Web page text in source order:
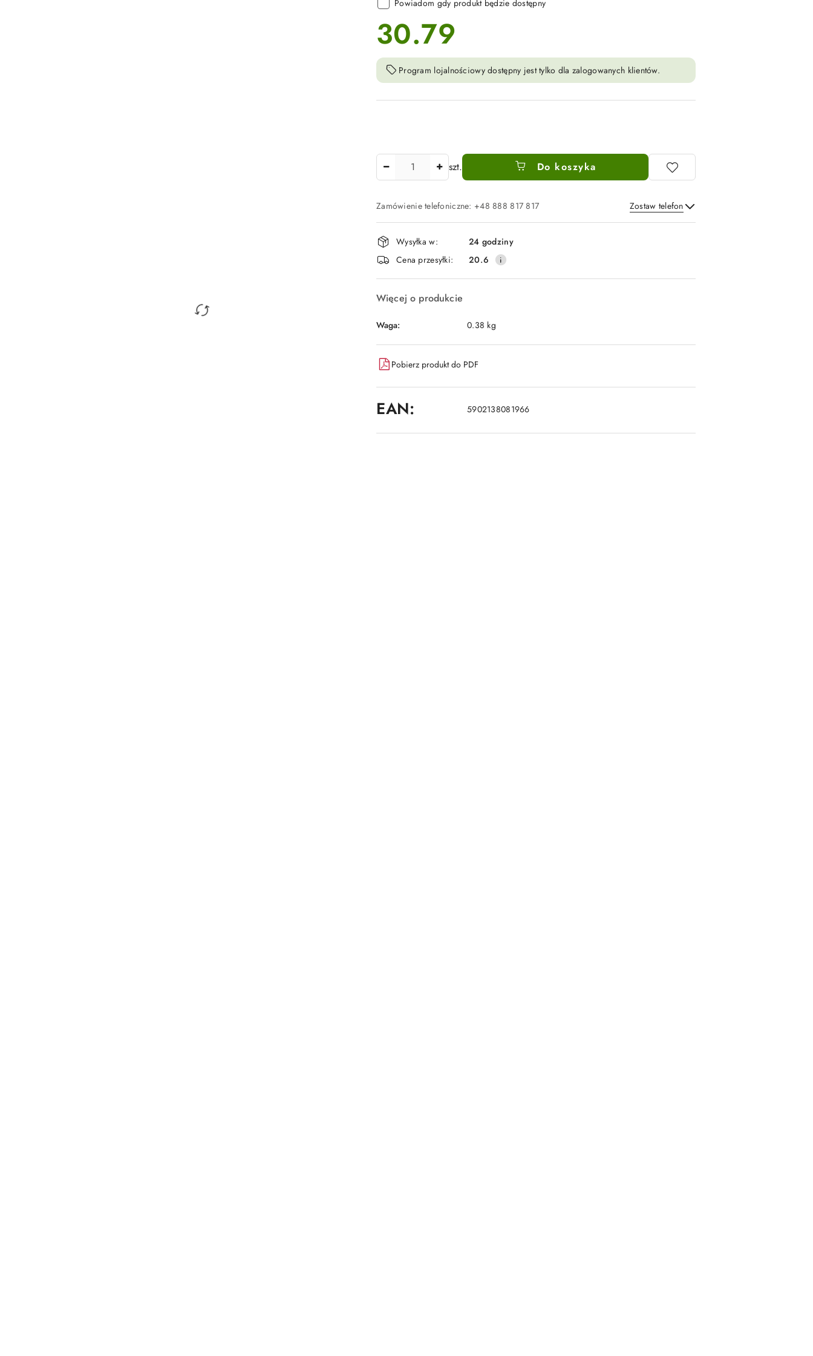
Powiadom gdy produkt będzie dostępny
cena:
30.79
Program lojalnościowy dostępny jest tylko dla zalogowanych klientów.
szt. Do koszyka
Zamówienie telefoniczne: +48 888 817 817 Zostaw telefon
Wyślij
Dostępność
i
dostawa
Wysyłka w:
24 godziny
Cena przesyłki:
20.6
Więcej o produkcie
Waga: 0.38 kg
Pobierz produkt do PDF
EAN: 5902138081966